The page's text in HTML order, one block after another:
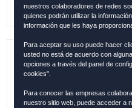
Referencia: MAL2215
Colección: MALAGA
nuestros colaboradores de redes
quienes podrán utilizar la
información que les haya
Para aceptar su uso puede hacer
usted no está de acuerdo con
opciones a través del panel de
cookies".
Para conocer las empresas
nuestro sitio web, puede acceder a